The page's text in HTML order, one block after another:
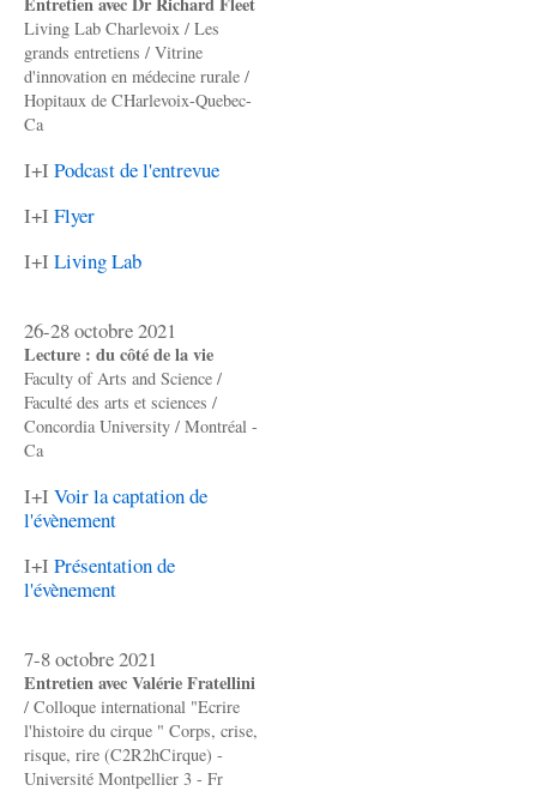
Living Lab Charlevoix / Les
grands entretiens / Vitrine
d'innovation en médecine rurale /
Hopitaux de CHarlevoix-Quebec-
Ca
I+I Podcast de l'entrevue
I+I Flyer
I+I Living Lab
26-28 octobre 2021
Lecture : du côté de la vie
Faculty of Arts and Science /
Faculté des arts et sciences /
Concordia University / Montréal -
Ca
I+I Voir la captation de
l'évènement
I+I Présentation de
l'évènement
7-8 octobre 2021
Entretien avec Valérie Fratellini
/ Colloque international "Ecrire
l'histoire du cirque " Corps, crise,
risque, rire (C2R2hCirque) -
Université Montpellier 3 - Fr